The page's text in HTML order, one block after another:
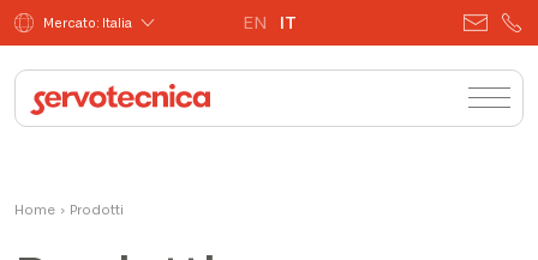
Mercato: Italia EN IT
Home › Prodotti